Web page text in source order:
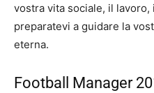
vostra vita sociale, il
preparatevi a guidare la
eterna.
Football Manager